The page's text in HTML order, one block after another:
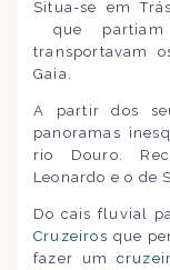
Situa-se em
que
transportavam
Gaia.
A partir dos
panoramas
rio Douro.
Leonardo e o de
Do cais fluvial
Cruzeiros que
fazer um